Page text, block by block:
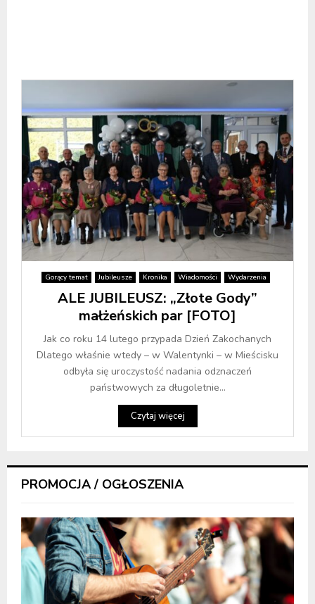
Gorący temat Jubileusze Kronika Wiadomości Wydarzenia
ALE JUBILEUSZ: „Złote Gody”
małżeńskich par [FOTO]
Jak co roku 1️4 lutego przypada Dzień Zakochanych
Dlatego właśnie wtedy – w Walentynki – w Mieścisku
odbyła się uroczystość nadania odznaczeń
państwowych za długoletnie...
Czytaj więcej
PROMOCJA / OGŁOSZENIA